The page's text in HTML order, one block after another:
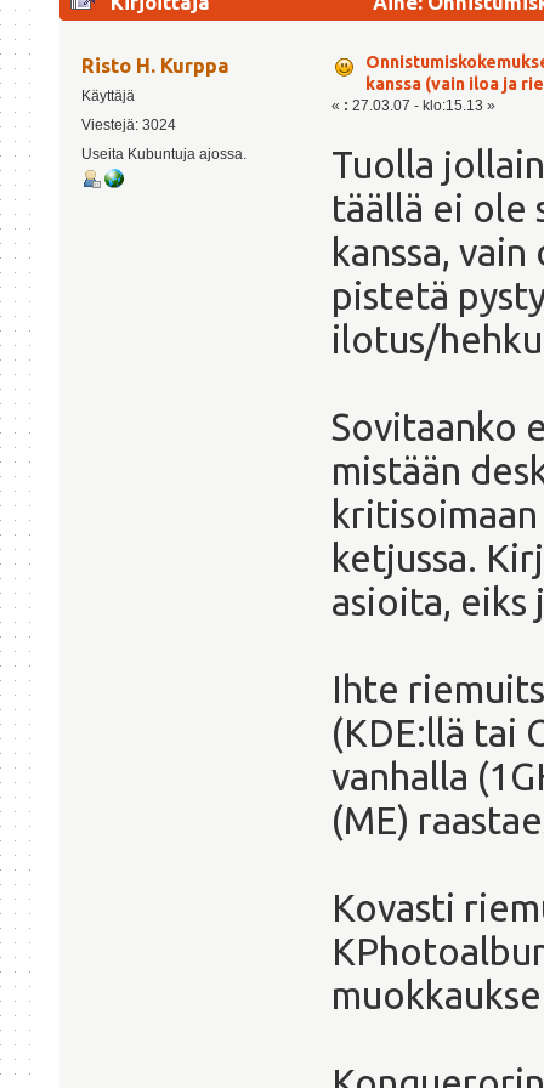
Risto H. Kurppa
Käyttäjä
Viestejä: 3024
Useita Kubuntuja ajossa.
kanssa (vain iloa ja
« : 27.03.07 - klo:15.13 »
Tuolla
täällä ei ole
kanssa,
pistetä
ilotus/
Sovitaanko
mistään
ketjussa.
asioita, eiks
Ihte
(KDE:llä tai
vanhalla
(ME)
Kovasti